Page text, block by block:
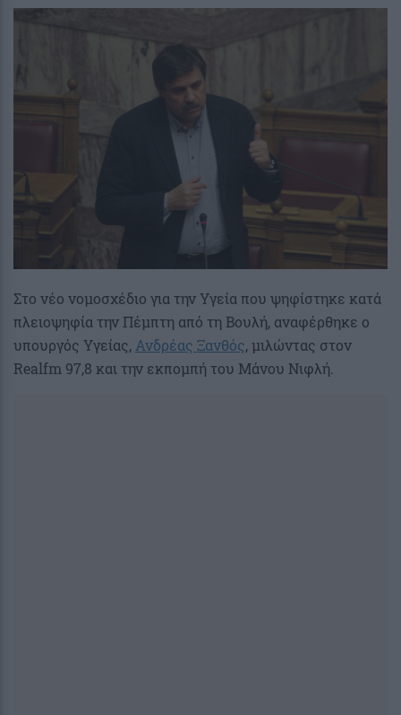
Στο νέο νομοσχέδιο για την Υγεία που ψηφίστηκε κατά
πλειοψηφία την Πέμπτη από τη Βουλή, αναφέρθηκε ο
υπουργός Υγείας, Ανδρέας Ξανθός, μιλώντας στον
Realfm 97,8 και την εκπομπή του Μάνου Νιφλή.